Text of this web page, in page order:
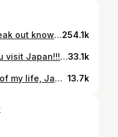
My 17-year-old self would freak out knowing l’d one day solo travel to Japan ~~ Forever grateful for the life I once prayed for. And I’m not just talking about the money or the countries I get to visit (though those too), but mostly about being able to financially support my mom, have the time to explore the world, spend time with people I love, and take care of myself. Japan wasn’t an easy trip. There were exhausting days, moments of loneliness, and very real empty spaces, but all of it was part of the journey. And I’m grateful for every bit of it, because without those moments, I wouldn’t have experienced Japan in such a personal way If I can do it, so can you. #solotravel #japan #explore #fyp #travel254.1k
Kamakura is a must when you visit Japan!!! #travel #fyp #explore #nature #japan33.1k
Thank you for the best days of my life, Japan!! 13.7k